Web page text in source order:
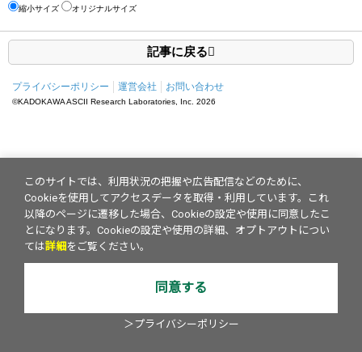
縮小サイズ オリジナルサイズ
記事に戻る
プライバシーポリシー 運営会社 お問い合わせ
©KADOKAWA ASCII Research Laboratories, Inc. 2026
このサイトでは、利用状況の把握や広告配信などのために、
Cookieを使用してアクセスデータを取得・利用しています。これ
以降のページに遷移した場合、Cookieの設定や使用に同意したこ
とになります。Cookieの設定や使用の詳細、オプトアウトについ
ては詳細 をご覧ください。
同意する
＞プライバシーポリシー